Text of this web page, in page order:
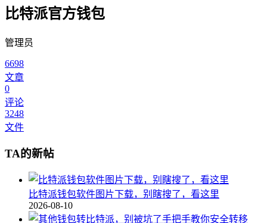
比特派官方钱包
管理员
6698
文章
0
评论
3248
文件
TA的新帖
比特派钱包软件图片下载，别瞎搜了，看这里
2026-08-10